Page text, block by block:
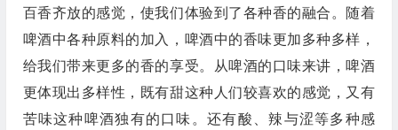
百香齐放的感觉，使我们体验到了各种香的融合。随着
啤酒中各种原料的加入，啤酒中的香味更加多种多样，
给我们带来更多的香的享受。从啤酒的口味来讲，啤酒
更体现出多样性，既有甜这种人们较喜欢的感觉，又有
苦味这种啤酒独有的口味。还有酸、辣与涩等多种感